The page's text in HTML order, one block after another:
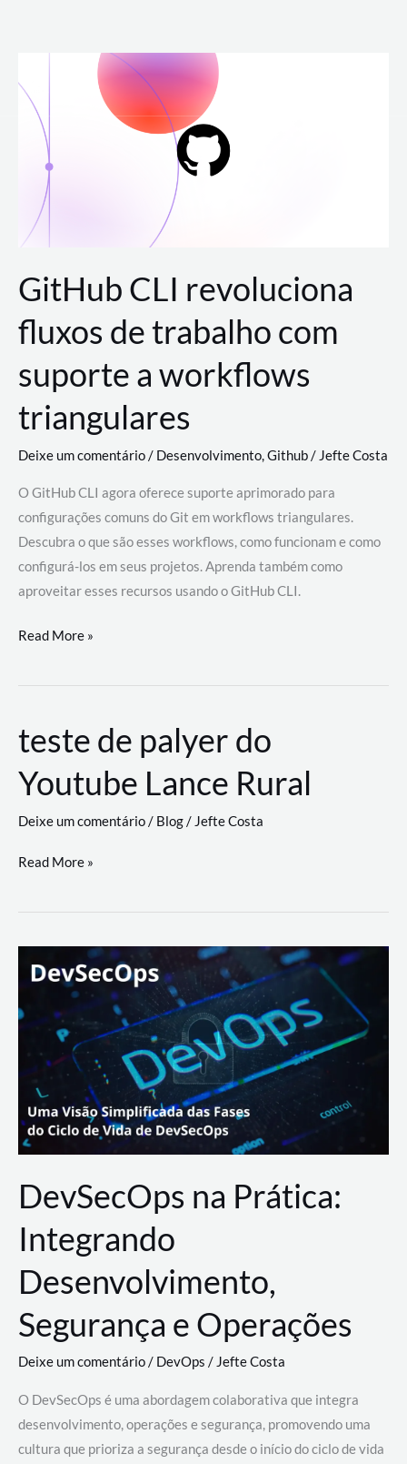
para
conteúdo
GitHub CLI revoluciona
fluxos de trabalho com
suporte a workflows
triangulares
Deixe um comentário/ Desenvolvimento,Github/ Jefte Costa
O GitHub CLI agora oferece suporte aprimorado para
configurações comuns do Git em workflows triangulares.
Descubra o que são esses workflows, como funcionam e como
configurá-los em seus projetos. Aprenda também como
aproveitar esses recursos usando o GitHub CLI.
GitHub
revoluciona
de
trabalho
com
a
workflows
Read More »
teste de palyer do
Youtube Lance Rural
Deixe um comentário/ Blog/ Jefte Costa
teste
palyer
Lance
Rural
Read More »
DevSecOps na Prática:
Integrando
Desenvolvimento,
Segurança e Operações
Deixe um comentário/ DevOps /Jefte Costa
O DevSecOps é uma abordagem colaborativa que integra
desenvolvimento, operações e segurança, promovendo uma
cultura que prioriza a segurança desde o início do ciclo de vida